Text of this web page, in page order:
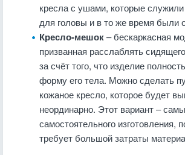
кресла с ушами, которые
для головы и в то же время были
Кресло-мешок– бескаркасная
призванная расслаблять
за счёт того, что изделие
форму его тела. Можно сделать
кожаное кресло, которое будет
неординарно. Этот вариант –
самостоятельного изготовления,
требует большой затраты